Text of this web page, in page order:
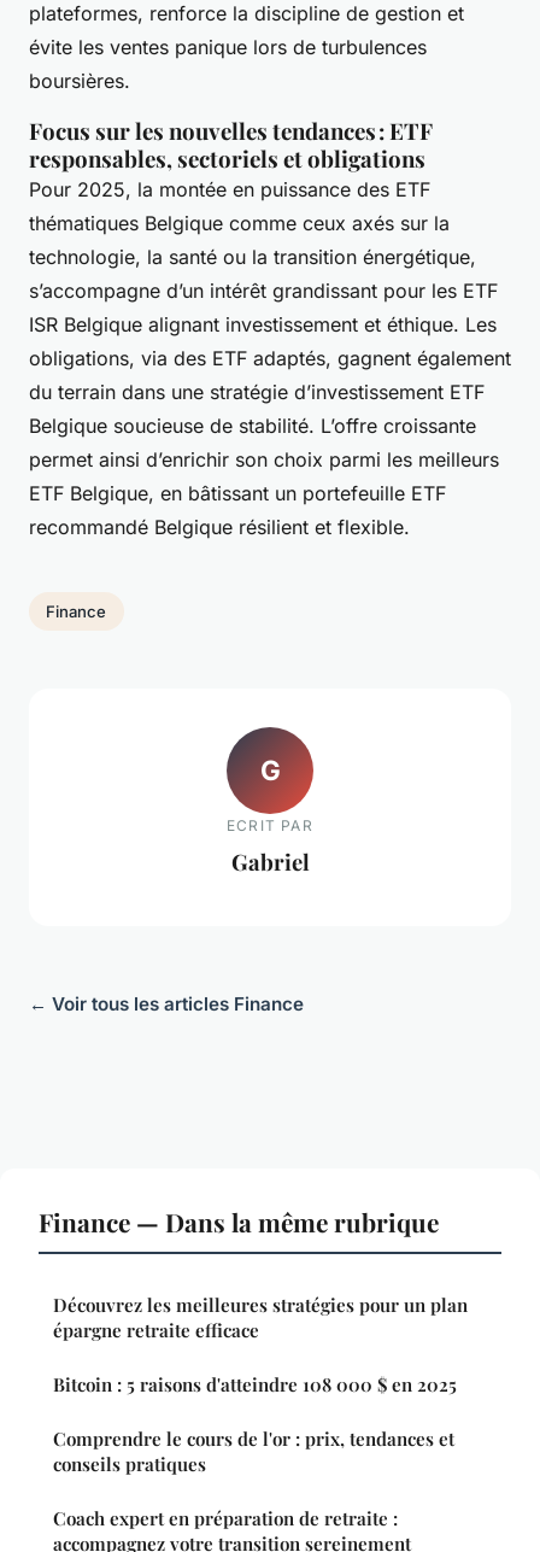
plateformes, renforce la discipline de gestion et
évite les ventes panique lors de turbulences
boursières.
Focus sur les nouvelles tendances : ETF
responsables, sectoriels et obligations
Pour 2025, la montée en puissance des ETF
thématiques Belgique comme ceux axés sur la
technologie, la santé ou la transition énergétique,
s’accompagne d’un intérêt grandissant pour les ETF
ISR Belgique alignant investissement et éthique. Les
obligations, via des ETF adaptés, gagnent également
du terrain dans une stratégie d’investissement ETF
Belgique soucieuse de stabilité. L’offre croissante
permet ainsi d’enrichir son choix parmi les meilleurs
ETF Belgique, en bâtissant un portefeuille ETF
recommandé Belgique résilient et flexible.
Finance
G
ECRIT PAR
Gabriel
← Voir tous les articles Finance
Finance — Dans la même rubrique
Découvrez les meilleures stratégies pour un plan
épargne retraite efficace
Bitcoin : 5 raisons d'atteindre 108 000 $ en 2025
Comprendre le cours de l'or : prix, tendances et
conseils pratiques
Coach expert en préparation de retraite :
accompagnez votre transition sereinement